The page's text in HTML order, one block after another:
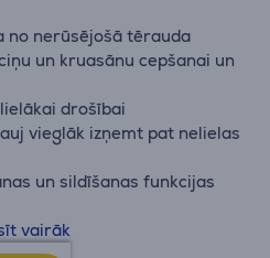
no nerūsējošā tērauda
un kruasānu cepšanai un
drošībai
vieglāk izņemt pat nelielas
un sildīšanas funkcijas
vairāk